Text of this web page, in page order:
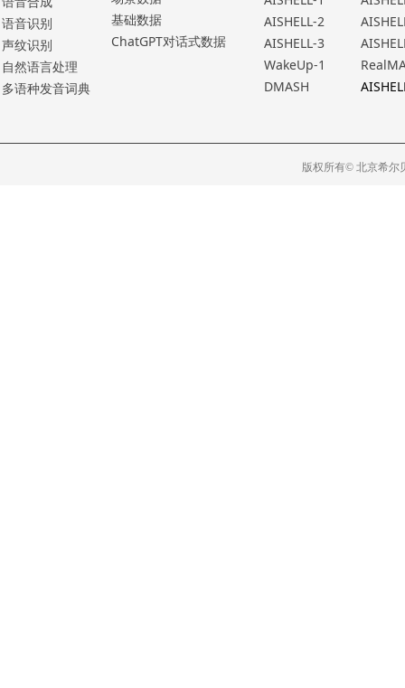
语⾳识别
声纹识别
⾃然语⾔处理
多语种发⾳词典
基础数据
ChatGPT对话式数据
AISHELL-2
AISHELL-3
WakeUp-1
DMASH
版权所有© 北京希尔